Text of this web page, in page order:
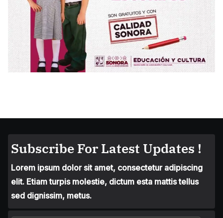
Subscribe For Latest Updates !
Lorem ipsum dolor sit amet, consectetur adipiscing
elit. Etiam turpis molestie, dictum esta mattis tellus
sed dignissim, metus.